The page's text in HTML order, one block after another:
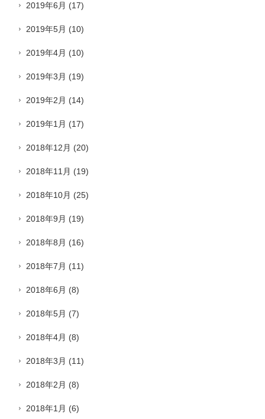
2019年6月 (17)
2019年5月 (10)
2019年4月 (10)
2019年3月 (19)
2019年2月 (14)
2019年1月 (17)
2018年12月 (20)
2018年11月 (19)
2018年10月 (25)
2018年9月 (19)
2018年8月 (16)
2018年7月 (11)
2018年6月 (8)
2018年5月 (7)
2018年4月 (8)
2018年3月 (11)
2018年2月 (8)
2018年1月 (6)